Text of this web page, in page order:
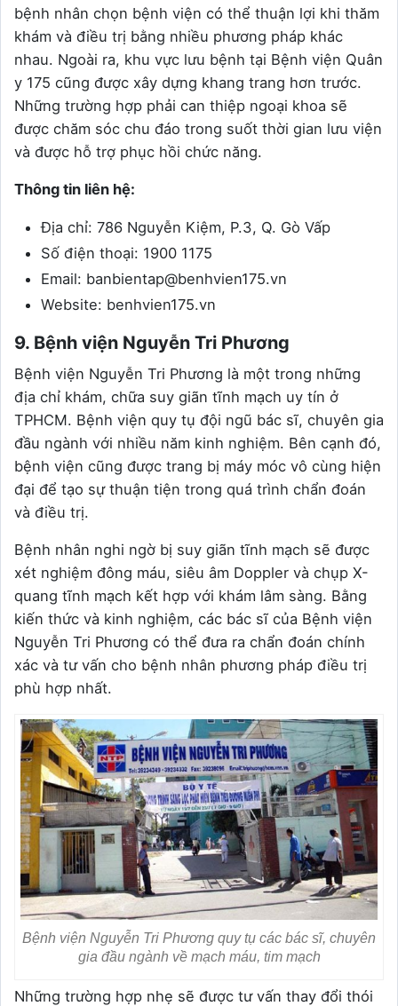
bệnh nhân chọn bệnh viện có thể thuận lợi khi thăm
khám và điều trị bằng nhiều phương pháp khác
nhau. Ngoài ra, khu vực lưu bệnh tại Bệnh viện Quân
y 175 cũng được xây dựng khang trang hơn trước.
Những trường hợp phải can thiệp ngoại khoa sẽ
được chăm sóc chu đáo trong suốt thời gian lưu viện
và được hỗ trợ phục hồi chức năng.
Thông tin liên hệ:
Địa chỉ: 786 Nguyễn Kiệm, P.3, Q. Gò Vấp
Số điện thoại: 1900 1175
Email: banbientap@benhvien175.vn
Website: benhvien175.vn
9. Bệnh viện Nguyễn Tri Phương
Bệnh viện Nguyễn Tri Phương là một trong những
địa chỉ khám, chữa suy giãn tĩnh mạch uy tín ở
TPHCM. Bệnh viện quy tụ đội ngũ bác sĩ, chuyên gia
đầu ngành với nhiều năm kinh nghiệm. Bên cạnh đó,
bệnh viện cũng được trang bị máy móc vô cùng hiện
đại để tạo sự thuận tiện trong quá trình chẩn đoán
và điều trị.
Bệnh nhân nghi ngờ bị suy giãn tĩnh mạch sẽ được
xét nghiệm đông máu, siêu âm Doppler và chụp X-
quang tĩnh mạch kết hợp với khám lâm sàng. Bằng
kiến thức và kinh nghiệm, các bác sĩ của Bệnh viện
Nguyễn Tri Phương có thể đưa ra chẩn đoán chính
xác và tư vấn cho bệnh nhân phương pháp điều trị
phù hợp nhất.
Bệnh viện Nguyễn Tri Phương quy tụ các bác sĩ, chuyên
gia đầu ngành về mạch máu, tim mạch
Những trường hợp nhẹ sẽ được tư vấn thay đổi thói